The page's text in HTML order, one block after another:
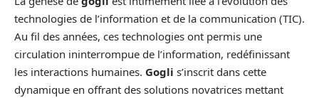
technologies de l’information et de la communication (TIC).
Au fil des années, ces technologies ont permis une
circulation ininterrompue de l’information, redéfinissant
les interactions humaines. Gogli s’inscrit dans cette
dynamique en offrant des solutions novatrices mettant